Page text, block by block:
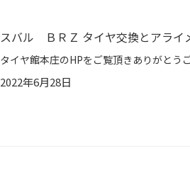
スバル ＢＲＺ タイヤ交換とアライ
2022年6月28日